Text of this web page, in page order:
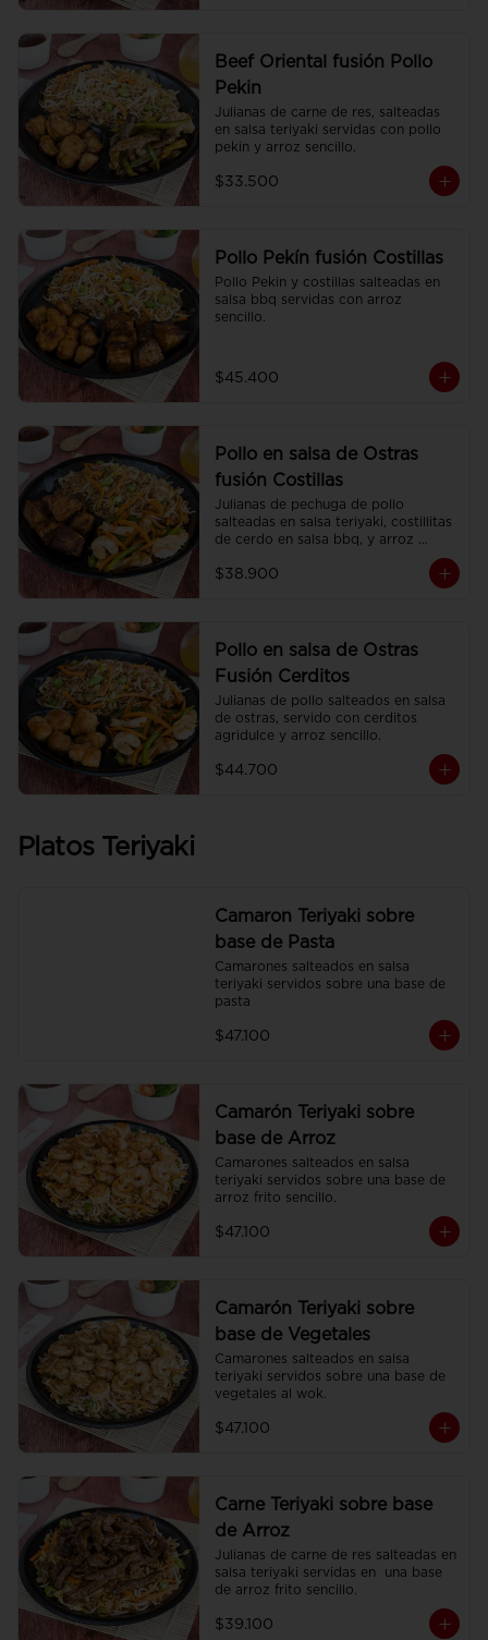
Beef Oriental fusión Pollo
Pekin
Julianas de carne de res, salteadas
en salsa teriyaki servidas con pollo
pekin y arroz sencillo.
$33.500
Pollo Pekín fusión Costillas
Pollo Pekin y costillas salteadas en
salsa bbq servidas con arroz
sencillo.
$45.400
Pollo en salsa de Ostras
fusión Costillas
Julianas de pechuga de pollo
salteadas en salsa teriyaki, costillitas
de cerdo en salsa bbq, y arroz
$38.900
Pollo en salsa de Ostras
Fusión Cerditos
Julianas de pollo salteados en salsa
de ostras, servido con cerditos
agridulce y arroz sencillo.
$44.700
Platos Teriyaki
Camaron Teriyaki sobre
base de Pasta
Camarones salteados en salsa
teriyaki servidos sobre una base de
pasta
$47.100
Camarón Teriyaki sobre
base de Arroz
Camarones salteados en salsa
teriyaki servidos sobre una base de
arroz frito sencillo.
$47.100
Camarón Teriyaki sobre
base de Vegetales
Camarones salteados en salsa
teriyaki servidos sobre una base de
vegetales al wok.
$47.100
Carne Teriyaki sobre base
de Arroz
Julianas de carne de res salteadas en
salsa teriyaki servidas en  una base
de arroz frito sencillo.
$39.100